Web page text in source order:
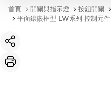
首頁 開關與指示燈 按鈕開關
平面鑲嵌框型 LW系列 控制元件